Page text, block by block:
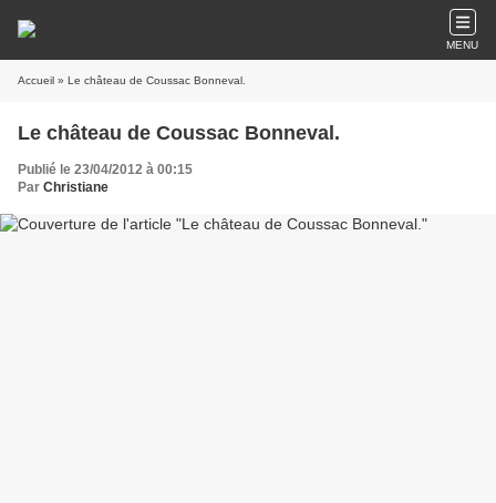
MENU
Accueil » Le château de Coussac Bonneval.
Le château de Coussac Bonneval.
Publié le 23/04/2012 à 00:15
Par Christiane